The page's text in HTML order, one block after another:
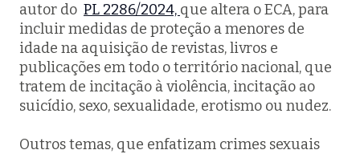
autor do PL 2286/2024, que altera o ECA, para
incluir medidas de proteção a menores de
idade na aquisição de revistas, livros e
publicações em todo o território nacional, que
tratem de incitação à violência, incitação ao
suicídio, sexo, sexualidade, erotismo ou nudez.
Outros temas, que enfatizam crimes sexuais